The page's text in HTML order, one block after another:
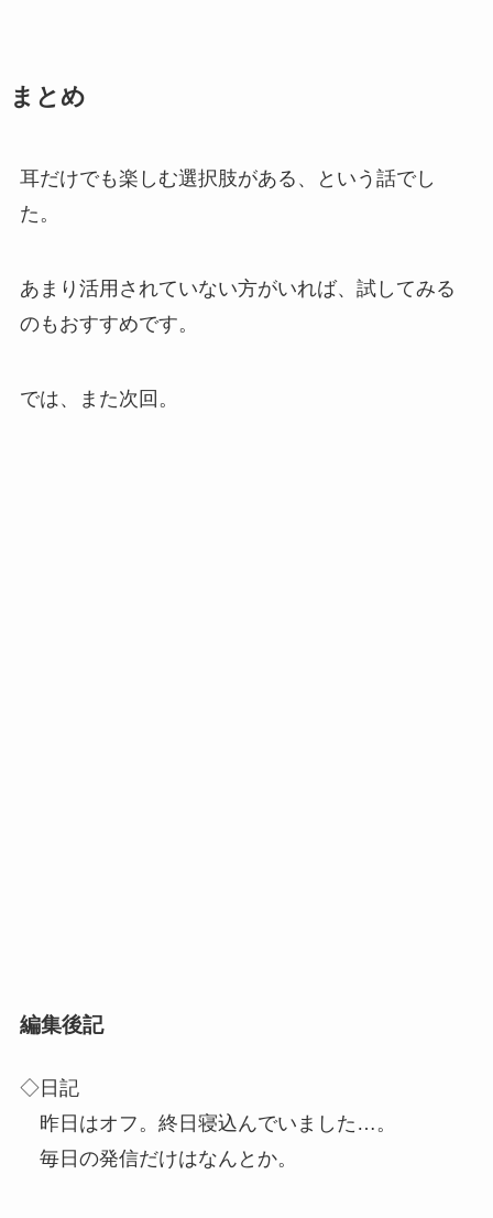
まとめ
耳だけでも楽しむ選択肢がある、という話でし
た。
あまり活用されていない方がいれば、試してみる
のもおすすめです。
では、また次回。
編集後記
◇日記
昨日はオフ。終日寝込んでいました…。
毎日の発信だけはなんとか。